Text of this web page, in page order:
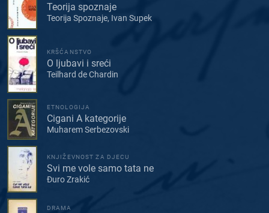
Teorija spoznaje
Teorija Spoznaje, Ivan Supek
KRŠĆANSTVO
O ljubavi i sreći
Teilhard de Chardin
ETNOLOGIJA
Cigani A kategorije
Muharem Serbezovski
KNJIŽEVNOST ZA DJECU
Svi me vole samo tata ne
Đuro Zrakić
DRAMA